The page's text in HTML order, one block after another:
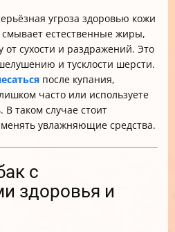
угроза здоровью кожи
естественные жиры,
сухости и раздражений. Это
и тусклости шерсти.
после купания,
часто или используете
таком случае стоит
увлажняющие средства.
с
здоровья и